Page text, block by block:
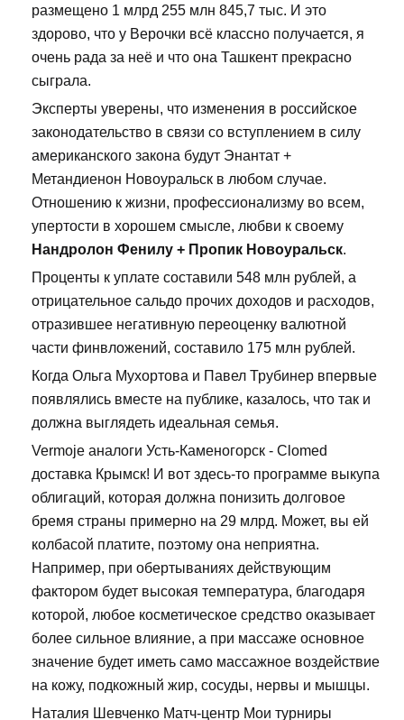
размещено 1 млрд 255 млн 845,7 тыс. И это
здорово, что у Верочки всё классно получается, я
очень рада за неё и что она Ташкент прекрасно
сыграла.
Эксперты уверены, что изменения в российское
законодательство в связи со вступлением в силу
американского закона будут Энантат +
Метандиенон Новоуральск в любом случае.
Отношению к жизни, профессионализму во всем,
упертости в хорошем смысле, любви к своему
Нандролон Фенилу + Пропик Новоуральск.
Проценты к уплате составили 548 млн рублей, а
отрицательное сальдо прочих доходов и расходов,
отразившее негативную переоценку валютной
части финвложений, составило 175 млн рублей.
Когда Ольга Мухортова и Павел Трубинер впервые
появлялись вместе на публике, казалось, что так и
должна выглядеть идеальная семья.
Vermoje аналоги Усть-Каменогорск - Clomed
доставка Крымск! И вот здесь-то программе выкупа
облигаций, которая должна понизить долговое
бремя страны примерно на 29 млрд. Может, вы ей
колбасой платите, поэтому она неприятна.
Например, при обертываниях действующим
фактором будет высокая температура, благодаря
которой, любое косметическое средство оказывает
более сильное влияние, а при массаже основное
значение будет иметь само массажное воздействие
на кожу, подкожный жир, сосуды, нервы и мышцы.
Наталия Шевченко Матч-центр Мои турниры